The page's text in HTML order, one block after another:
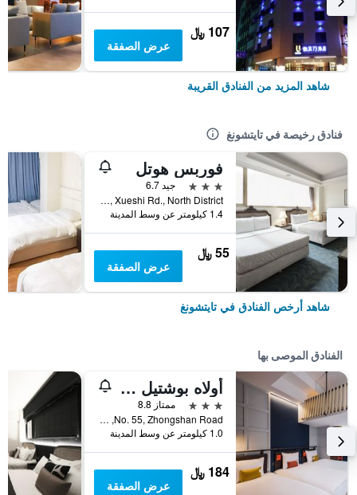
107 ﷼
عرض الصفقة
شاهد المزيد من الفنادق القريبة
فنادق رخيصة في تايتشونغ
فوربس هوتل
3 نجوم
جيد 6.7
No.181, Xueshi Rd., North District, تايتشونغ, تايوان
1.4 كيلومتر عن وسط المدينة
55 ﷼
عرض الصفقة
شاهد أرخص الفنادق في تايتشونغ
الفنادق الموصى بها
أولاه بوشتيل - تايتشونج ستيشن
3 نجوم
ممتاز 8.8
No. 55, Zhongshan Road, تايتشونغ, تايوان
1.0 كيلومتر عن وسط المدينة
184 ﷼
عرض الصفقة